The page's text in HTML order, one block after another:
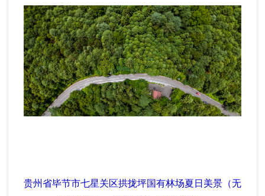
贵州省毕节市七星关区拱拢坪国有林场夏日美景（无